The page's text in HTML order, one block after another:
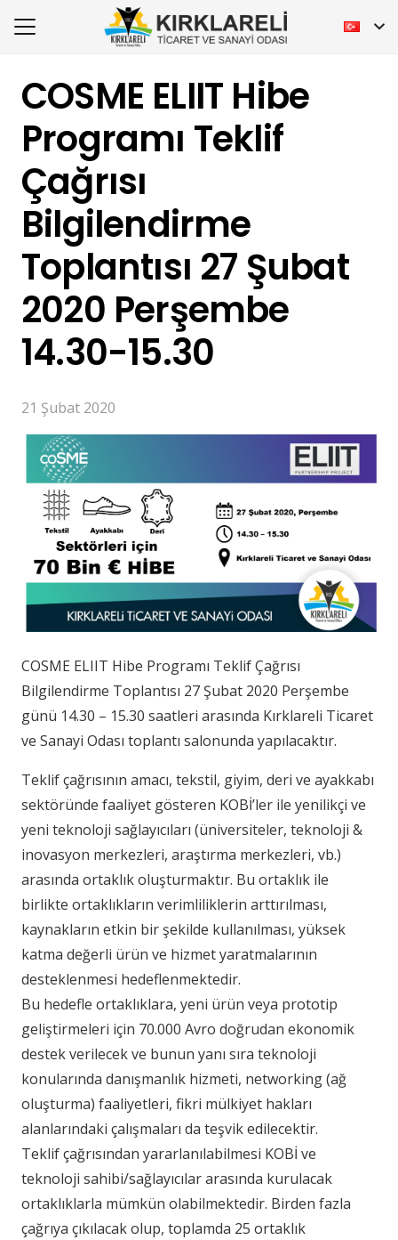
COSME ELIIT Hibe
Programı Teklif
Çağrısı
Bilgilendirme
Toplantısı 27 Şubat
2020 Perşembe
14.30-15.30
21 Şubat 2020
COSME ELIIT Hibe Programı Teklif Çağrısı
Bilgilendirme Toplantısı 27 Şubat 2020 Perşembe
günü 14.30 – 15.30 saatleri arasında Kırklareli Ticaret
ve Sanayi Odası toplantı salonunda yapılacaktır.
Teklif çağrısının amacı, tekstil, giyim, deri ve ayakkabı
sektöründe faaliyet gösteren KOBİ’ler ile yenilikçi ve
yeni teknoloji sağlayıcıları (üniversiteler, teknoloji &
inovasyon merkezleri, araştırma merkezleri, vb.)
arasında ortaklık oluşturmaktır. Bu ortaklık ile
birlikte ortaklıkların verimliliklerin arttırılması,
kaynakların etkin bir şekilde kullanılması, yüksek
katma değerli ürün ve hizmet yaratmalarının
desteklenmesi hedeflenmektedir.
Bu hedefle ortaklıklara, yeni ürün veya prototip
geliştirmeleri için 70.000 Avro doğrudan ekonomik
destek verilecek ve bunun yanı sıra teknoloji
konularında danışmanlık hizmeti, networking (ağ
oluşturma) faaliyetleri, fikri mülkiyet hakları
alanlarındaki çalışmaları da teşvik edilecektir.
Teklif çağrısından yararlanılabilmesi KOBİ ve
teknoloji sahibi/sağlayıcılar arasında kurulacak
ortaklıklarla mümkün olabilmektedir. Birden fazla
çağrıya çıkılacak olup, toplamda 25 ortaklık